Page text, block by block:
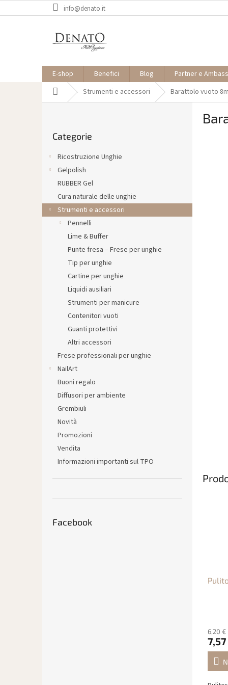
al
info@denato.it
E-shop Benefici Blog Partner e
Casa Strumenti e accessori Barattolo vuoto
a
le
Categorie
Ricostruzione Unghie
Gelpolish
RUBBER Gel
Cura naturale delle unghie
Strumenti e accessori
Pennelli
Lime & Buffer
Punte fresa – Frese per unghie
Tip per unghie
Cartine per unghie
Liquidi ausiliari
Strumenti per manicure
Contenitori vuoti
Guanti protettivi
Altri accessori
Frese professionali per unghie
NailArt
Buoni regalo
Diffusori per ambiente
Grembiuli
Novità
Promozioni
Vendita
Informazioni importanti sul TPO
Facebook
6,20 €